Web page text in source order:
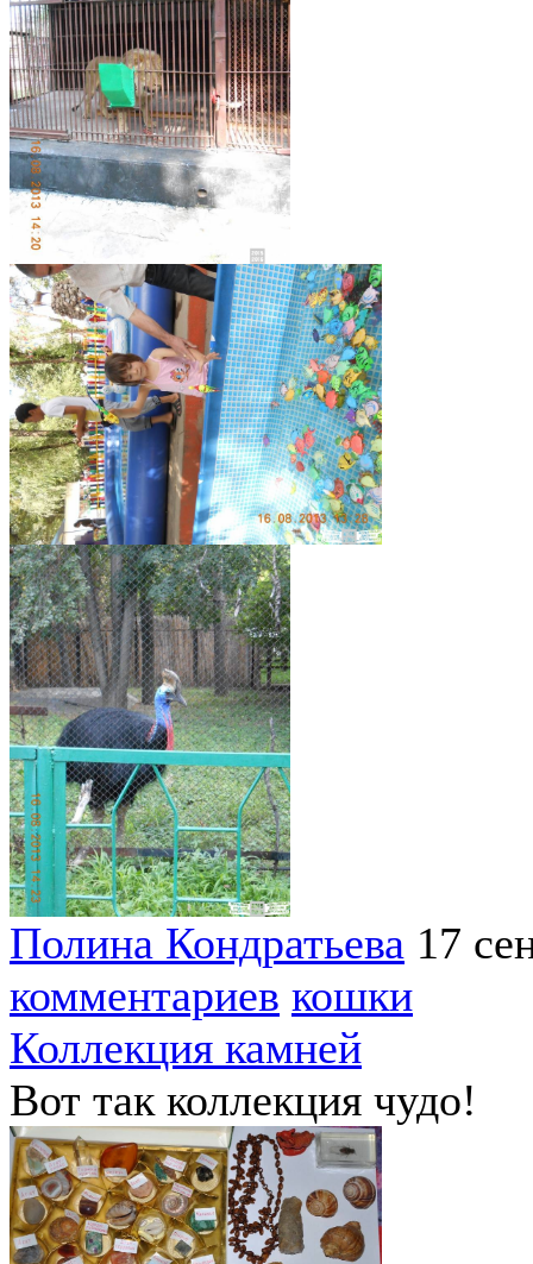
Полина Кондратьева 17
комментариев кошки
Коллекция камней
Вот так коллекция чудо!